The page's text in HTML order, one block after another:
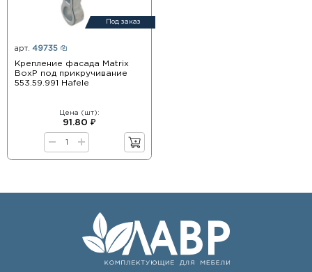
Под заказ
арт. 49735
Крепление фасада Matrix
BoxP под прикручивание
553.59.991 Hafele
Цена (шт):
91.80 ₽